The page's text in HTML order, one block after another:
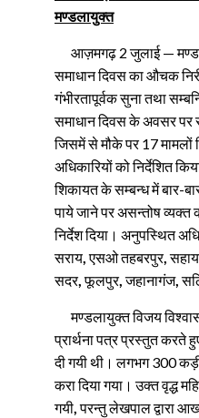
मण्डलायुक्त
आज़मगढ़ 2 जुलाई —
समाधान दिवस का औचक
गंभीरतापूर्वक सुना तथा
समाधान दिवस के अवसर पर
जिसमें से मौके पर 17 मामलों
अधिकारियों को निर्देशित
शिकायत के सम्बन्ध में बार-
पाये जाने पर असन्तोष
निर्देश दिया। अनुपस्थित
सराय,एसओ तहबरपुर,
सदर,फूलपुर,जहानागंज,
मण्डलायुक्त विजय विश्वास
प्रार्थना पत्र प्रस्तुत करते
दी गयी थी। लगभग 300
करा दिया गया। उक्त वृद्ध
गयी,परन्तु लेखपाल द्वारा